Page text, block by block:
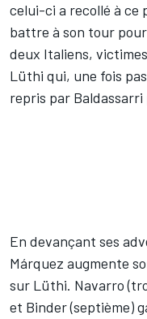
celui-ci a recollé à ce
battre à son tour
deux Italiens,
Lüthi qui, une fois
repris par
En devançant ses
Márquez augmente
sur Lüthi. Navarro
et Binder (septième)